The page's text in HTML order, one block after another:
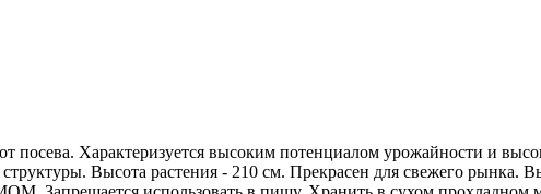
Характеризуется высоким потенциалом урожайности и
Высота растения - 210 см. Прекрасен для свежего рынка.